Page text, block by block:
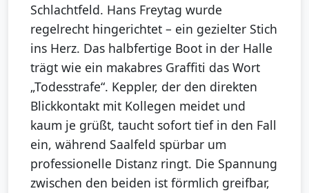
Schlachtfeld. Hans Freytag wurde
regelrecht hingerichtet – ein gezielter Stich
ins Herz. Das halbfertige Boot in der Halle
trägt wie ein makabres Graffiti das Wort
„Todesstrafe“. Keppler, der den direkten
Blickkontakt mit Kollegen meidet und
kaum je grüßt, taucht sofort tief in den Fall
ein, während Saalfeld spürbar um
professionelle Distanz ringt. Die Spannung
zwischen den beiden ist förmlich greifbar,